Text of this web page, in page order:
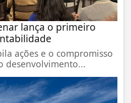
lança o primeiro
ações e o compromisso
desenvolvimento...